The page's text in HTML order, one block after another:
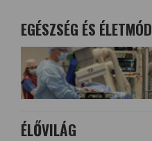
EGÉSZSÉG ÉS ÉLETMÓD
ÉLŐVILÁG